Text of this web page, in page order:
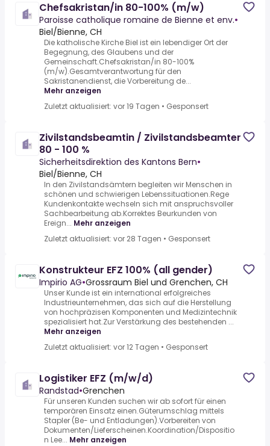
Chefsakristan/in 80-100% (m/w)
Paroisse catholique romaine de Bienne et env.•
Biel/Bienne, CH
Die katholische Kirche Biel ist ein lebendiger Ort der
Begegnung, des Glaubens und der
Gemeinschaft.Chefsakristan/in 80-100%
(m/w).Gesamtverantwortung für den
Sakristanendienst, die Vorbereitung de...
Mehr anzeigen
Zuletzt aktualisiert: vor 19 Tagen • Gesponsert
Zivilstandsbeamtin / Zivilstandsbeamter
80 - 100 %
Sicherheitsdirektion des Kantons Bern•
Biel/Bienne, CH
In den Zivilstandsämtern begleiten wir Menschen in
schönen und schwierigen Lebenssituationen.Rege
Kundenkontakte wechseln sich mit anspruchsvoller
Sachbearbeitung ab.Korrektes Beurkunden von
Ereign... Mehr anzeigen
Zuletzt aktualisiert: vor 28 Tagen • Gesponsert
Konstrukteur EFZ 100% (all gender)
Impirio AG•Grossraum Biel und Grenchen, CH
Unser Kunde ist ein international erfolgreiches
Industrieunternehmen, das sich auf die Herstellung
von hochpräzisen Komponenten und Medizintechnik
spezialisiert hat.Zur Verstärkung des bestehenden ...
Mehr anzeigen
Zuletzt aktualisiert: vor 12 Tagen • Gesponsert
Logistiker EFZ (m/w/d)
Randstad•Grenchen
Für unseren Kunden suchen wir ab sofort für einen
temporären Einsatz einen.Güterumschlag mittels
Stapler (Be- und Entladungen).Vorbereiten von
Dokumenten/Lieferscheinen.Koordination/Dispositio
n Lee... Mehr anzeigen